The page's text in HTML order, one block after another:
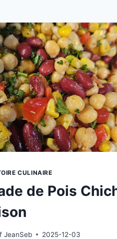
CULINAIRE
de Pois
JeanSeb 2025-12-03